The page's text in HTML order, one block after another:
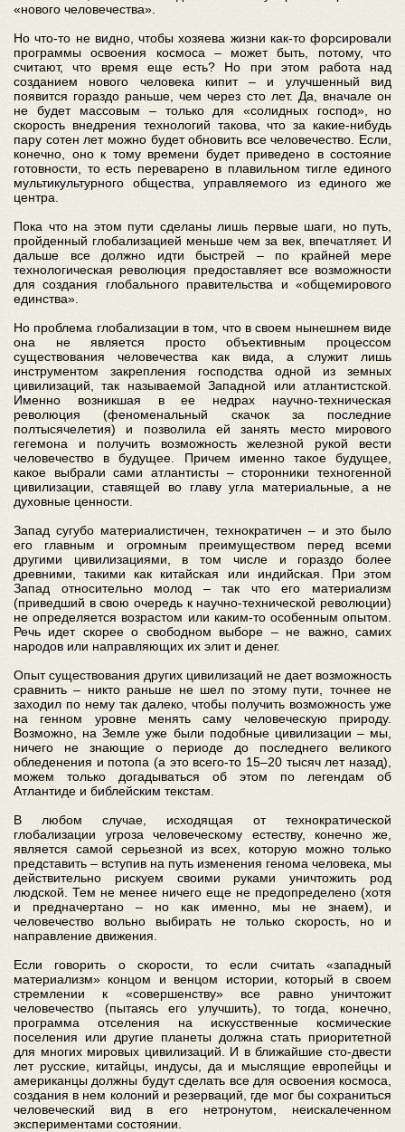
«нового человечества».
Но что-то не видно, чтобы хозяева жизни как-то форсировали
программы освоения космоса – может быть, потому, что
считают, что время еще есть? Но при этом работа над
созданием нового человека кипит – и улучшенный вид
появится гораздо раньше, чем через сто лет. Да, вначале он
не будет массовым – только для «солидных господ», но
скорость внедрения технологий такова, что за какие-нибудь
пару сотен лет можно будет обновить все человечество. Если,
конечно, оно к тому времени будет приведено в состояние
готовности, то есть переварено в плавильном тигле единого
мультикультурного общества, управляемого из единого же
центра.
Пока что на этом пути сделаны лишь первые шаги, но путь,
пройденный глобализацией меньше чем за век, впечатляет. И
дальше все должно идти быстрей – по крайней мере
технологическая революция предоставляет все возможности
для создания глобального правительства и «общемирового
единства».
Но проблема глобализации в том, что в своем нынешнем виде
она не является просто объективным процессом
существования человечества как вида, а служит лишь
инструментом закрепления господства одной из земных
цивилизаций, так называемой Западной или атлантистской.
Именно возникшая в ее недрах научно-техническая
революция (феноменальный скачок за последние
полтысячелетия) и позволила ей занять место мирового
гегемона и получить возможность железной рукой вести
человечество в будущее. Причем именно такое будущее,
какое выбрали сами атлантисты – сторонники техногенной
цивилизации, ставящей во главу угла материальные, а не
духовные ценности.
Запад сугубо материалистичен, технократичен – и это было
его главным и огромным преимуществом перед всеми
другими цивилизациями, в том числе и гораздо более
древними, такими как китайская или индийская. При этом
Запад относительно молод – так что его материализм
(приведший в свою очередь к научно-технической революции)
не определяется возрастом или каким-то особенным опытом.
Речь идет скорее о свободном выборе – не важно, самих
народов или направляющих их элит и денег.
Опыт существования других цивилизаций не дает возможность
сравнить – никто раньше не шел по этому пути, точнее не
заходил по нему так далеко, чтобы получить возможность уже
на генном уровне менять саму человеческую природу.
Возможно, на Земле уже были подобные цивилизации – мы,
ничего не знающие о периоде до последнего великого
обледенения и потопа (а это всего-то 15–20 тысяч лет назад),
можем только догадываться об этом по легендам об
Атлантиде и библейским текстам.
В любом случае, исходящая от технократической
глобализации угроза человеческому естеству, конечно же,
является самой серьезной из всех, которую можно только
представить – вступив на путь изменения генома человека, мы
действительно рискуем своими руками уничтожить род
людской. Тем не менее ничего еще не предопределено (хотя
и предначертано – но как именно, мы не знаем), и
человечество вольно выбирать не только скорость, но и
направление движения.
Если говорить о скорости, то если считать «западный
материализм» концом и венцом истории, который в своем
стремлении к «совершенству» все равно уничтожит
человечество (пытаясь его улучшить), то тогда, конечно,
программа отселения на искусственные космические
поселения или другие планеты должна стать приоритетной
для многих мировых цивилизаций. И в ближайшие сто-двести
лет русские, китайцы, индусы, да и мыслящие европейцы и
американцы должны будут сделать все для освоения космоса,
создания в нем колоний и резерваций, где мог бы сохраниться
человеческий вид в его нетронутом, неискалеченном
экспериментами состоянии.